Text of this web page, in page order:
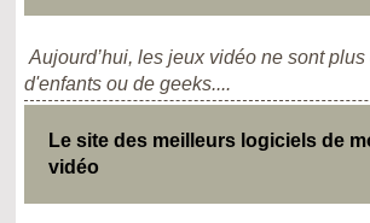
Aujourd’hui, les jeux vidéo ne sont plus
d'enfants ou de geeks....
Le site des meilleurs logiciels de
vidéo